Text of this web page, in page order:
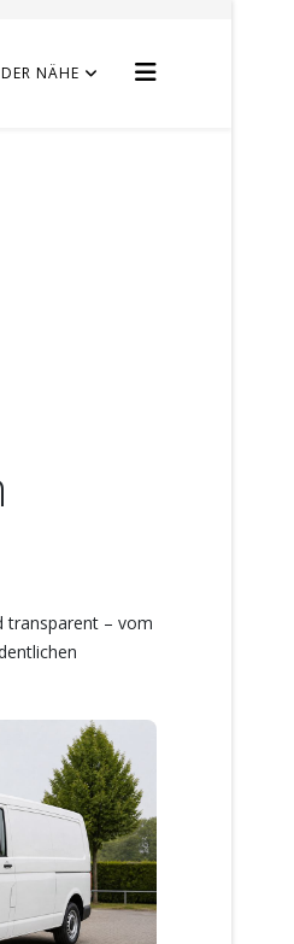
NÄHE
transparent – vom